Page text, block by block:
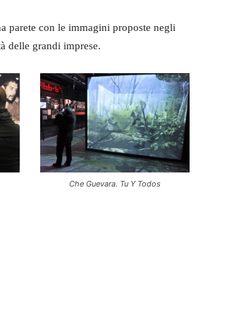
parete con le immagini proposte negli
delle grandi imprese.
Che Guevara. Tu Y Todos